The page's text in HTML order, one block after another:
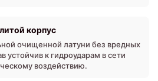
корпус
очищенной латуни без вредных
устойчив к гидроударам в сети
воздействию.